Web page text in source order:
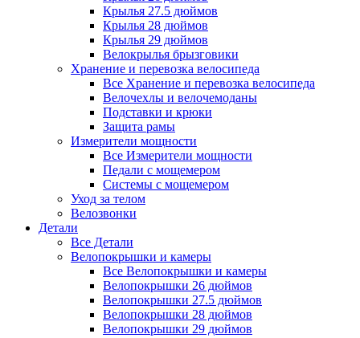
Крылья 27.5 дюймов
Крылья 28 дюймов
Крылья 29 дюймов
Велокрылья брызговики
Хранение и перевозка велосипеда
Все Хранение и перевозка велосипеда
Велочехлы и велочемоданы
Подставки и крюки
Защита рамы
Измерители мощности
Все Измерители мощности
Педали с мощемером
Системы с мощемером
Уход за телом
Велозвонки
Детали
Все Детали
Велопокрышки и камеры
Все Велопокрышки и камеры
Велопокрышки 26 дюймов
Велопокрышки 27.5 дюймов
Велопокрышки 28 дюймов
Велопокрышки 29 дюймов